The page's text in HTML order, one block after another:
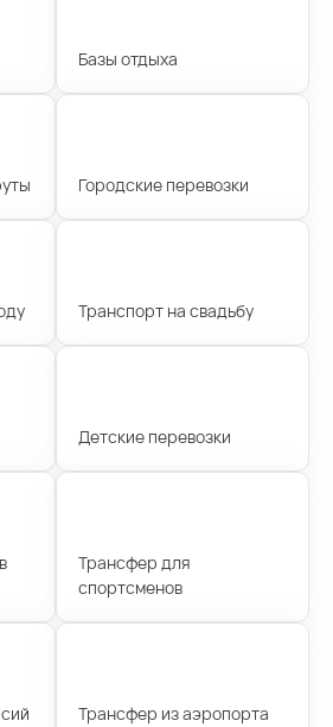
Базы отдыха
Городские перевозки
Транспорт на свадьбу
Детские перевозки
Трансфер для
спортсменов
Трансфер из аэропорта